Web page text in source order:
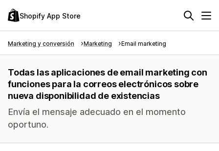
Shopify App Store
Marketing y conversión Marketing Email marketing
Todas las aplicaciones de email marketing con
funciones para la correos electrónicos sobre
nueva disponibilidad de existencias
Envía el mensaje adecuado en el momento
oportuno.